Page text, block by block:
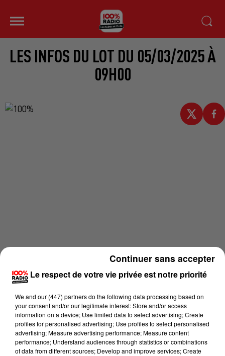
LES INFOS DU LOT DU 05/03/2025 À
09H00
Le respect de votre vie privée est notre priorité
We and our (447) partnersdo the following data processing based on
your consent and/or our legitimate interest: Store and/or access
information on a device; Use limited data to select advertising; Create
profiles for personalised advertising; Use profiles to select personalised
advertising; Measure advertising performance; Measure content
performance; Understand audiences through statistics or combinations
of data from different sources; Develop and improve services; Create
Continuer sans accepter